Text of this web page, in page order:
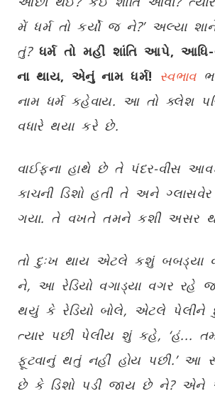
મેં ધર્મ તો કર્યો જ ને?’ અલ્યા
તું? ધર્મ તો મહીં શાંતિ આપે, આધિ-
ના થાય, એનું નામ ધર્મ! સ્વભાવ
નામ ધર્મ કહેવાય. આ તો ક્લેશ
વધારે થયા કરે છે.
વાઈફના હાથે છે તે પંદર-વીસ
કાચની ડિશો હતી તે અને
ગયા. તે વખતે તમને કશી અસર
તો દુઃખ થાય એટલે કશું બબડ્યા
ને, આ રેડિયો વગાડ્યા વગર રહે
થયું કે રેડિયો બોલે, એટલે પેલીને
ત્યાર પછી પેલીય શું કહે, ‘હં...
ફૂટવાનું થતું નહીં હોય પછી.’ આ
છે કે ડિશો પડી જાય છે ને? એને